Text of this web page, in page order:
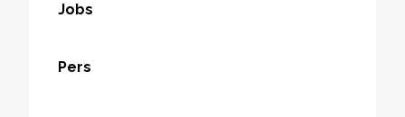
Jobs
Pers